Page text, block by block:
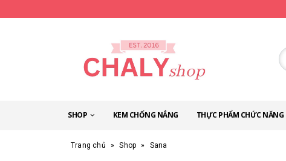
SHOP KEM CHỐNG NẮNG THỰC PHẨM CHỨC NĂNG
Trang chủ » Shop » Sana